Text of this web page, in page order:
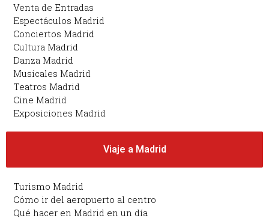
Venta de Entradas
Espectáculos Madrid
Conciertos Madrid
Cultura Madrid
Danza Madrid
Musicales Madrid
Teatros Madrid
Cine Madrid
Exposiciones Madrid
Viaje a Madrid
Turismo Madrid
Cómo ir del aeropuerto al centro
Qué hacer en Madrid en un día